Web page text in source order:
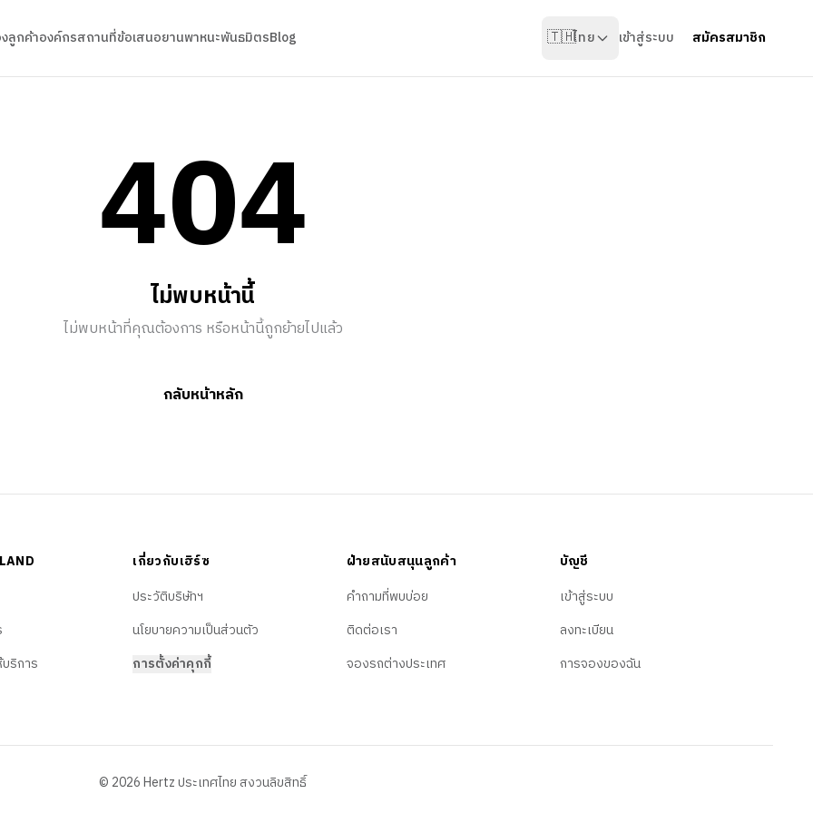
ลูกค้าองค์กรสถานที่ข้อเสนอยานพาหนะพันธมิตรBlog 🇹🇭ไทย เข้าสู่ระบบ สมัครสมาชิก
404
ไม่พบหน้านี้
ไม่พบหน้าที่คุณต้องการ หรือหน้านี้ถูกย้ายไปแล้ว
กลับหน้าหลัก
บริการ
เกี่ยวกับเฮิร์ซ
ประวัติบริษัทฯ
นโยบายความเป็นส่วนตัว
การตั้งค่าคุกกี้
ฝ่ายสนับสนุนลูกค้า
คำถามที่พบบ่อย
ติดต่อเรา
จองรถต่างประเทศ
บัญชี
เข้าสู่ระบบ
ลงทะเบียน
การจองของฉัน
© 2026 Hertz ประเทศไทย สงวนลิขสิทธิ์